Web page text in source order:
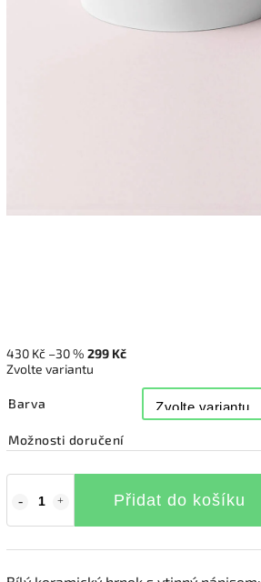
430 Kč –30 % 299 Kč
Zvolte variantu
Barva
Možnosti doručení
Přidat do košíku